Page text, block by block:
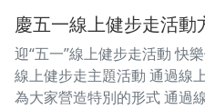
慶五一線上健步走活
迎“五一”線上健步走活動 快
線上健步走主題活動 通過線
為大家營造特別的形式 通過